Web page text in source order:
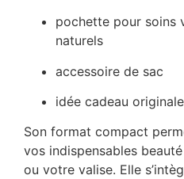
pochette pour soins
naturels
accessoire de sac
idée cadeau
Son format compact
vos indispensables
ou votre valise. Elle